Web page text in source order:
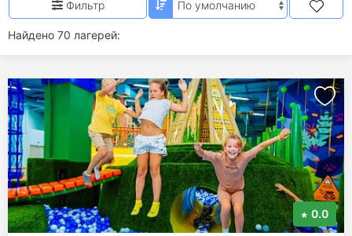
Найдено 70 лагерей:
Фильтр
0.0